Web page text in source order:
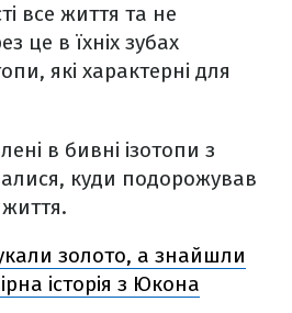
все життя та не
це в їхніх зубах
які характерні для
в бивні ізотопи з
куди подорожував
золото, а знайшли
історія з Юкона